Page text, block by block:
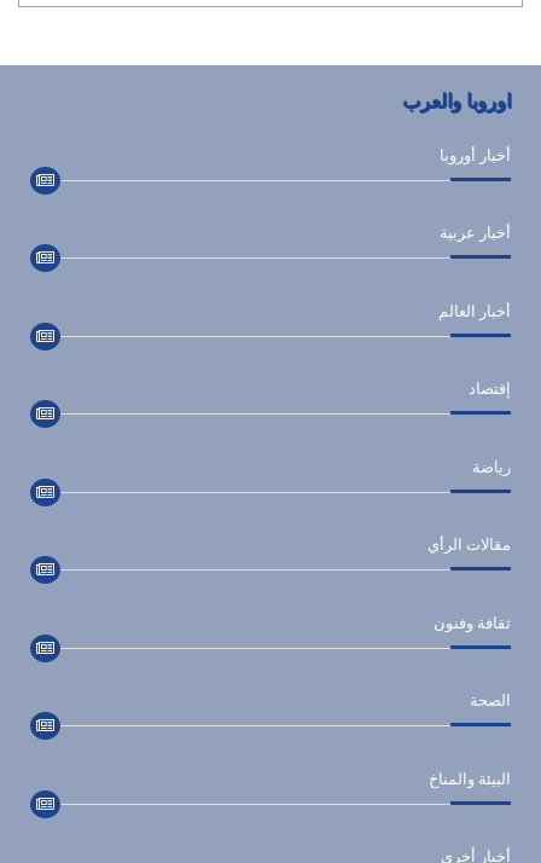
اوروبا والعرب
أخبار أوروبا
أخبار عربية
أخبار العالم
إقتصاد
رياضة
مقالات الرأي
ثقافة وفنون
الصحة
البيئة والمناخ
أخبار أخري